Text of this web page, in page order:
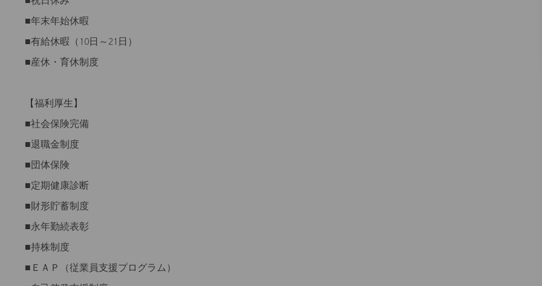
■祝日休み
■年末年始休暇
■有給休暇（10日～21日）
■産休・育休制度
【福利厚生】
■社会保険完備
■退職金制度
■団体保険
■定期健康診断
■財形貯蓄制度
■永年勤続表彰
■持株制度
■ＥＡＰ（従業員支援プログラム）